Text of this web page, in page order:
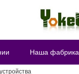
Наша фабрика